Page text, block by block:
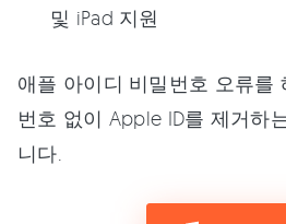
및 iPad 지원
애플 아이디 비밀번호 오류를
번호 없이 Apple ID를 제거하
니다.